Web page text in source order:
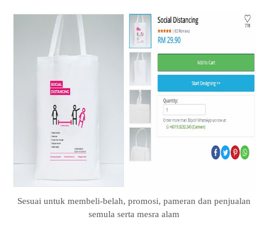
Sesuai untuk membeli-belah, promosi, pameran dan penjualan
semula serta mesra alam